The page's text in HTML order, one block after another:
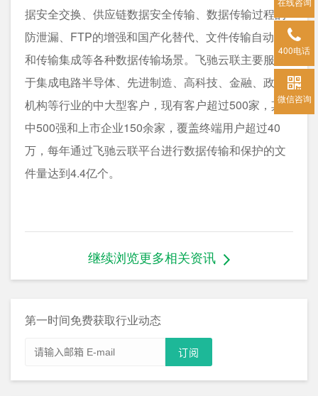
据安全交换、供应链数据安全传输、数据传输过程的
防泄漏、FTP的增强和国产化替代、文件传输自动化
和传输集成等各种数据传输场景。飞驰云联主要服务
于集成电路半导体、先进制造、高科技、金融、政府
机构等行业的中大型客户，现有客户超过500家，其
中500强和上市企业150余家，覆盖终端用户超过40
万，每年通过飞驰云联平台进行数据传输和保护的文
件量达到4.4亿个。
继续浏览更多相关资讯
第一时间免费获取行业动态
400电话
微信咨询